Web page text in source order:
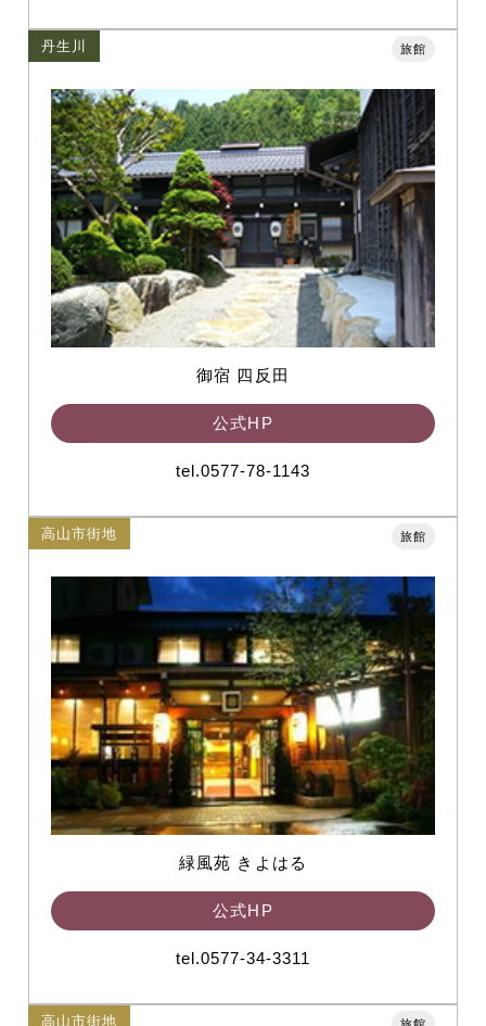
丹生川 旅館
御宿 四反田
公式HP
tel.0577-78-1143
高山市街地 旅館
緑風苑 きよはる
公式HP
tel.0577-34-3311
高山市街地